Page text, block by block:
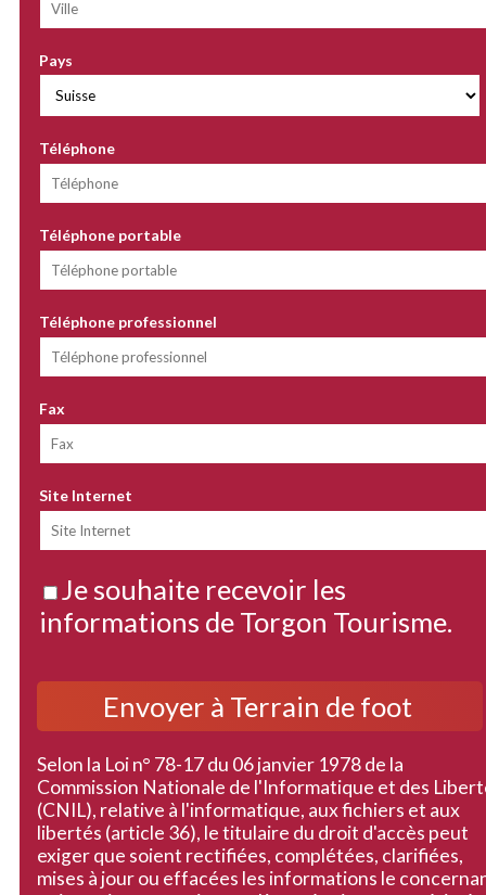
Pays
Téléphone
Téléphone portable
Téléphone professionnel
Fax
Site Internet
Je souhaite recevoir les
informations de Torgon Tourisme.
Selon la Loi n° 78-17 du 06 janvier 1978 de la
Commission Nationale de l'Informatique et des
(CNIL), relative à l'informatique, aux fichiers et aux
libertés (article 36), le titulaire du droit d'accès peut
exiger que soient rectifiées, complétées, clarifiées,
mises à jour ou effacées les informations le